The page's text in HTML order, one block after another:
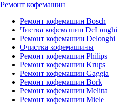
Ремонт кофемашин
Ремонт кофемашин Bosch
Чистка кофемашин DeLonghi
Ремонт кофемашин Delonghi
Очистка кофемашины
Ремонт кофемашин Philips
Ремонт кофемашин Krups
Ремонт кофемашин Gaggia
Ремонт кофемашин Bork
Ремонт кофемашин Melitta
Ремонт кофемашин Miele